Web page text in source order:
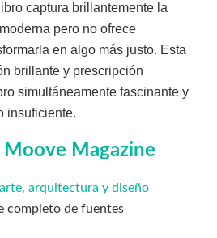
captura brillantemente la
pero no ofrece
en algo más justo. Esta
brillante y prescripción
simultáneamente fascinante y
insuficiente.
Moove Magazine
arquitectura y diseño
completo de fuentes